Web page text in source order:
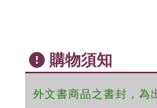
購物須知
外文書商品之書封，為